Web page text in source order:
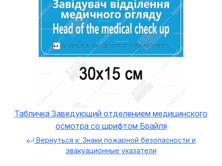
Табличка Заведующий отделением медицинского
осмотра со шрифтом Брайля
Вернуться к: Знаки пожарной безопасности и
эвакуационные указатели